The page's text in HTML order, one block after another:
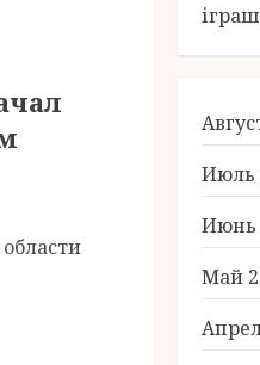
Июль
Июнь
Май